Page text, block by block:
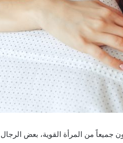
جميعاً من المرأة القوية، بعض